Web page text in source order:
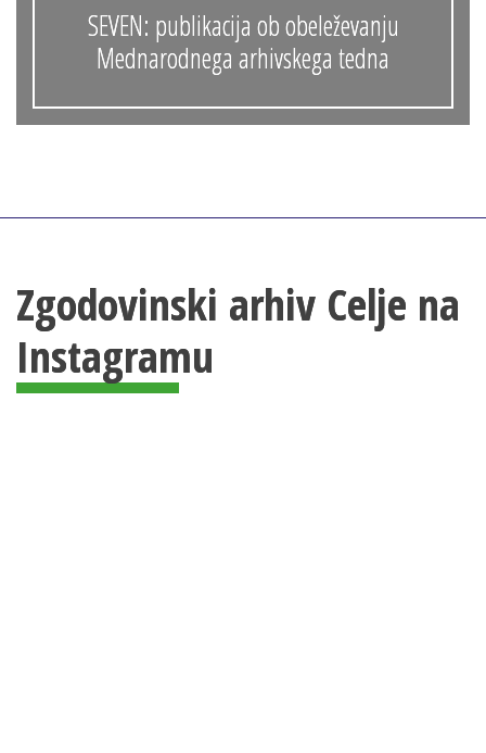
SEVEN: publikacija ob obeleževanju
Mednarodnega arhivskega tedna
Zgodovinski arhiv Celje na
Instagramu